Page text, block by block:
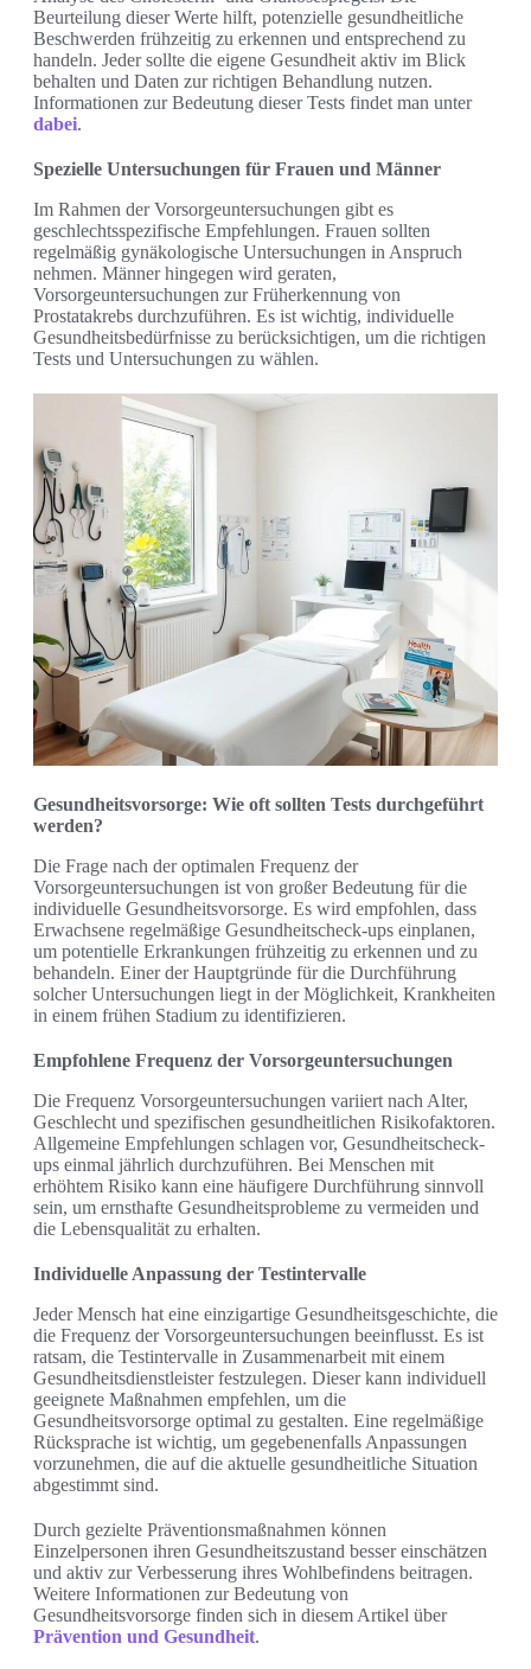
Beurteilung dieser Werte hilft, potenzielle gesundheitliche
Beschwerden frühzeitig zu erkennen und entsprechend zu
handeln. Jeder sollte die eigene Gesundheit aktiv im Blick
behalten und Daten zur richtigen Behandlung nutzen.
Informationen zur Bedeutung dieser Tests findet man unter
dabei.
Spezielle Untersuchungen für Frauen und Männer
Im Rahmen der Vorsorgeuntersuchungen gibt es
geschlechtsspezifische Empfehlungen. Frauen sollten
regelmäßig gynäkologische Untersuchungen in Anspruch
nehmen. Männer hingegen wird geraten,
Vorsorgeuntersuchungen zur Früherkennung von
Prostatakrebs durchzuführen. Es ist wichtig, individuelle
Gesundheitsbedürfnisse zu berücksichtigen, um die richtigen
Tests und Untersuchungen zu wählen.
Gesundheitsvorsorge: Wie oft sollten Tests durchgeführt
werden?
Die Frage nach der optimalen Frequenz der
Vorsorgeuntersuchungen ist von großer Bedeutung für die
individuelle Gesundheitsvorsorge. Es wird empfohlen, dass
Erwachsene regelmäßige Gesundheitscheck-ups einplanen,
um potentielle Erkrankungen frühzeitig zu erkennen und zu
behandeln. Einer der Hauptgründe für die Durchführung
solcher Untersuchungen liegt in der Möglichkeit, Krankheiten
in einem frühen Stadium zu identifizieren.
Empfohlene Frequenz der Vorsorgeuntersuchungen
Die Frequenz Vorsorgeuntersuchungen variiert nach Alter,
Geschlecht und spezifischen gesundheitlichen Risikofaktoren.
Allgemeine Empfehlungen schlagen vor, Gesundheitscheck-
ups einmal jährlich durchzuführen. Bei Menschen mit
erhöhtem Risiko kann eine häufigere Durchführung sinnvoll
sein, um ernsthafte Gesundheitsprobleme zu vermeiden und
die Lebensqualität zu erhalten.
Individuelle Anpassung der Testintervalle
Jeder Mensch hat eine einzigartige Gesundheitsgeschichte, die
die Frequenz der Vorsorgeuntersuchungen beeinflusst. Es ist
ratsam, die Testintervalle in Zusammenarbeit mit einem
Gesundheitsdienstleister festzulegen. Dieser kann individuell
geeignete Maßnahmen empfehlen, um die
Gesundheitsvorsorge optimal zu gestalten. Eine regelmäßige
Rücksprache ist wichtig, um gegebenenfalls Anpassungen
vorzunehmen, die auf die aktuelle gesundheitliche Situation
abgestimmt sind.
Durch gezielte Präventionsmaßnahmen können
Einzelpersonen ihren Gesundheitszustand besser einschätzen
und aktiv zur Verbesserung ihres Wohlbefindens beitragen.
Weitere Informationen zur Bedeutung von
Gesundheitsvorsorge finden sich in diesem Artikel über
Prävention und Gesundheit.